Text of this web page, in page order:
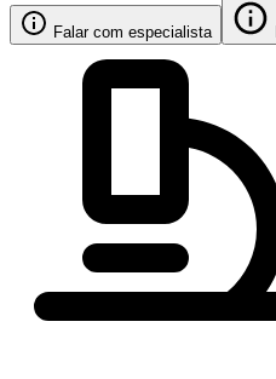
Falar com especialista